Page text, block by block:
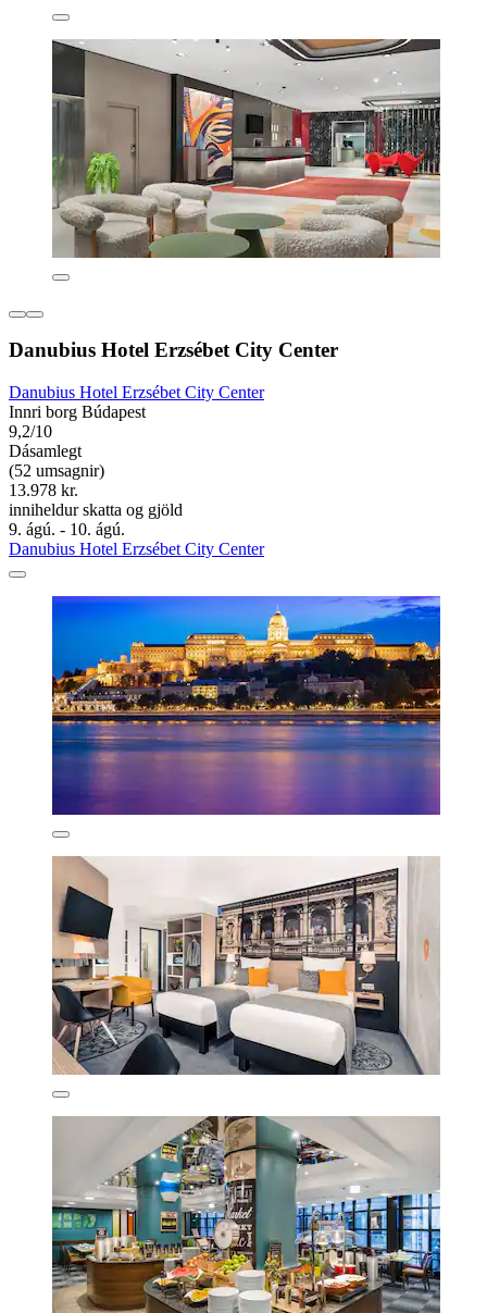
Danubius Hotel Erzsébet City Center
Danubius Hotel Erzsébet City Center
Innri borg Búdapest
9,2/10
Dásamlegt
(52 umsagnir)
13.978 kr.
inniheldur skatta og gjöld
9. ágú. - 10. ágú.
Danubius Hotel Erzsébet City Center